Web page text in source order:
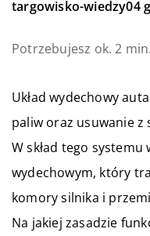
targowisko-wiedzy04
Potrzebujesz ok. 2
Układ wydechowy
paliw oraz usuwanie
W skład tego
wydechowym, który
komory silnika i
Na jakiej zasadzie